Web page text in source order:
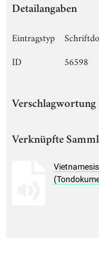
Detailangaben
Eintragstyp
ID
56598
Verschlagwortung
Verknüpfte